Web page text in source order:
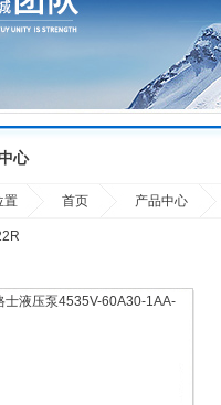
心
置 首页 产品中心